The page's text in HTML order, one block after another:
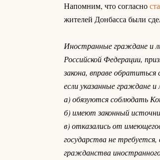
Напомним, что согласно
жителей Донбасса были
Иностранные граждане и
Российской Федерации,
закона, вправе обратиться
если указанные граждане и
а) обязуются соблюдать
б) имеют законный
в) отказались от
государства не
гражданства